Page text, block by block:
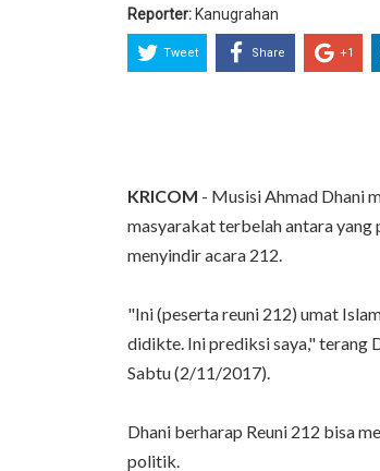
Reporter: Kanugrahan
Tweet Share +1
KRICOM - Musisi Ahmad Dhani
masyarakat terbelah antara yang
menyindir acara 212.
"Ini (peserta reuni 212) umat
didikte. Ini prediksi saya," terang
Sabtu (2/11/2017).
Dhani berharap Reuni 212 bisa
politik.